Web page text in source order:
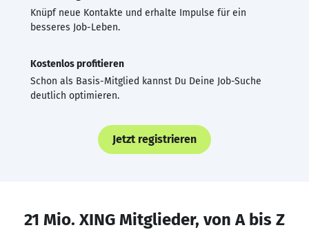
Knüpf neue Kontakte und erhalte Impulse für ein
besseres Job-Leben.
Kostenlos profitieren
Schon als Basis-Mitglied kannst Du Deine Job-Suche
deutlich optimieren.
Jetzt registrieren
21 Mio. XING Mitglieder, von A bis Z